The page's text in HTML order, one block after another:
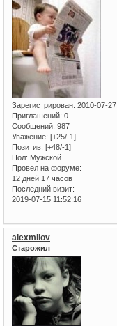
Зарегистрирован: 2010-07-27
Приглашений: 0
Сообщений: 987
Уважение: [+25/-1]
Позитив: [+48/-1]
Пол: Мужской
Провел на форуме:
12 дней 17 часов
Последний визит:
2019-07-15 11:52:16
alexmilov
Старожил